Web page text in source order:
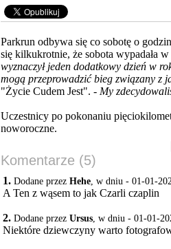
Parkrun odbywa się co sobotę o
się kilkukrotnie, że sobota wypadała
wyznaczył jeden dodatkowy dzień w
mogą przeprowadzić bieg związany z
"Życie Cudem Jest". - My
Uczestnicy po pokonaniu
noworoczne.
Komentarze (5)
1. Dodane przez Hehe, w dniu - 01-01-
A Ten z wąsem to jak Czarli czaplin
2. Dodane przez Ursus, w dniu - 01-01-
Niektóre dziewczyny warto